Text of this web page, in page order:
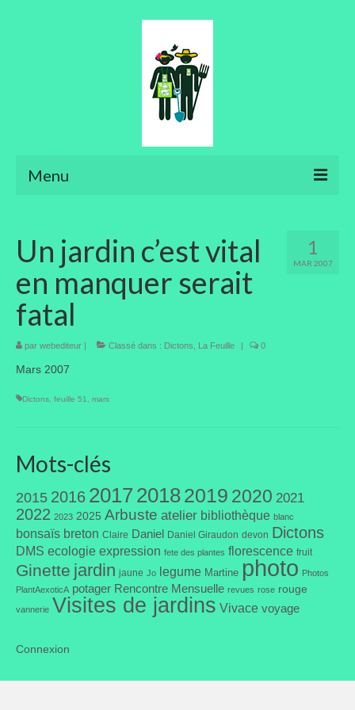
Menu
Aménager son jardin
Art floral
Bonsaïs
Potager
Nouveautés
Revues
Listes
Evénements
1
MAR 2007
Un jardin c’est vital
en manquer serait
fatal
par webediteur | Classé dans : Dictons La Feuille | 0
Mars 2007
Dictons feuille 51 mars
Mots-clés
2015 2016 201720182019 2020 2021
2022 2023 2025 Arbuste atelier bibliothèque blanc
bonsaïs breton Claire Daniel Daniel Giraudon devon Dictons
DMS ecologie expression fete des plantes florescence fruit
Ginette jardin jaune Jo legume Martine photo Photos
PlantAexoticA potager Rencontre Mensuelle revues rose rouge
vannerie Visites de jardins Vivace voyage
Connexion